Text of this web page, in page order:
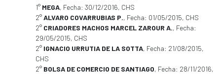
1° MEGA, Fecha: 30/12/2016, CHS
2°ALVARO COVARRUBIAS P., Fecha: 01/05/2015, CHS
2° CRIADORES MACHOS MARCEL ZAROUR A., Fecha:
29/05/2015, CHS
2° IGNACIO URRUTIA DE LA SOTTA, Fecha: 21/08/2015,
CHS
2° BOLSA DE COMERCIO DE SANTIAGO, Fecha: 28/11/2016,